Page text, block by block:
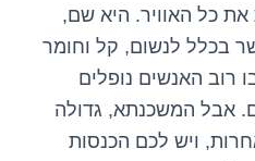
כל האוויר. היא שם,
בכלל לנשום, קל וחומר
רוב האנשים נופלים
אבל המשכנתא, גדולה
ויש לכם הכנסות